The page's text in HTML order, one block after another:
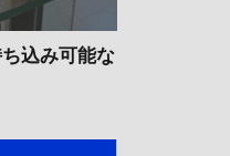
込み可能な